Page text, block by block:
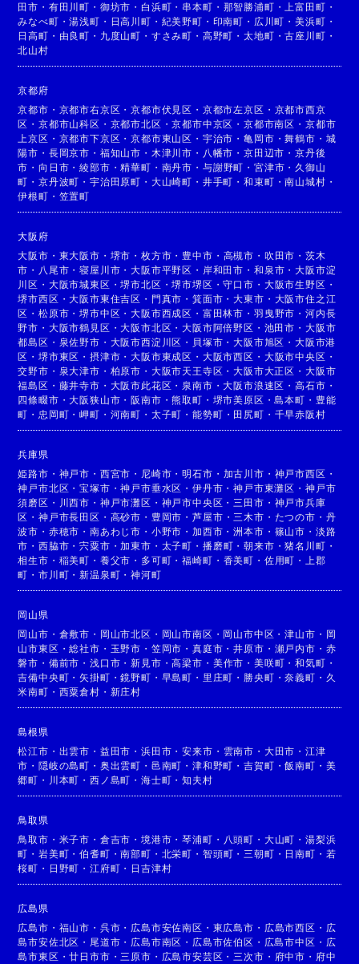
田市 ・ 有田川町 ・ 御坊市 ・ 白浜町 ・ 串本町 ・ 那智勝浦町 ・ 上富田町 ・
みなべ町 ・湯浅町 ・ 日高川町 ・ 紀美野町 ・ 印南町 ・ 広川町 ・美浜町 ・
日高町 ・ 由良町 ・ 九度山町 ・ すさみ町 ・ 高野町 ・太地町 ・古座川町 ・
北山村
京都府
京都市 ・ 京都市右京区 ・京都市伏見区 ・ 京都市左京区 ・ 京都市西京
区 ・京都市山科区 ・ 京都市北区 ・京都市中京区 ・京都市南区 ・ 京都市
上京区 ・ 京都市下京区 ・京都市東山区 ・ 宇治市 ・亀岡市 ・舞鶴市 ・ 城
陽市 ・ 長岡京市 ・ 福知山市 ・ 木津川市 ・ 八幡市 ・京田辺市 ・京丹後
市 ・向日市 ・綾部市 ・精華町 ・ 南丹市 ・ 与謝野町 ・ 宮津市 ・ 久御山
町 ・京丹波町 ・宇治田原町 ・ 大山崎町 ・ 井手町 ・和束町 ・南山城村 ・
伊根町 ・ 笠置町
大阪府
大阪市 ・ 東大阪市 ・ 堺市 ・枚方市 ・ 豊中市 ・ 高槻市 ・ 吹田市 ・ 茨木
市 ・ 八尾市 ・寝屋川市 ・大阪市平野区 ・ 岸和田市 ・ 和泉市 ・大阪市淀
川区 ・ 大阪市城東区 ・堺市北区 ・堺市堺区 ・守口市 ・ 大阪市生野区 ・
堺市西区 ・大阪市東住吉区 ・ 門真市 ・箕面市 ・大東市 ・ 大阪市住之江
区 ・松原市 ・堺市中区 ・大阪市西成区 ・ 富田林市 ・ 羽曳野市 ・ 河内長
野市 ・ 大阪市鶴見区 ・大阪市北区 ・大阪市阿倍野区 ・ 池田市 ・ 大阪市
都島区 ・ 泉佐野市 ・ 大阪市西淀川区 ・ 貝塚市 ・大阪市旭区 ・大阪市港
区 ・堺市東区 ・摂津市 ・大阪市東成区 ・ 大阪市西区 ・ 大阪市中央区 ・
交野市 ・ 泉大津市 ・ 柏原市 ・ 大阪市天王寺区 ・大阪市大正区 ・ 大阪市
福島区 ・ 藤井寺市 ・ 大阪市此花区 ・ 泉南市 ・大阪市浪速区 ・高石市 ・
四條畷市 ・大阪狭山市 ・阪南市 ・熊取町 ・ 堺市美原区 ・島本町 ・ 豊能
町 ・ 忠岡町 ・岬町 ・ 河南町 ・ 太子町 ・能勢町 ・ 田尻町 ・ 千早赤阪村
兵庫県
姫路市 ・ 神戸市 ・ 西宮市 ・ 尼崎市 ・明石市 ・ 加古川市 ・ 神戸市西区 ・
神戸市北区 ・宝塚市 ・神戸市垂水区 ・伊丹市 ・神戸市東灘区 ・ 神戸市
須磨区 ・ 川西市 ・ 神戸市灘区 ・ 神戸市中央区 ・ 三田市 ・ 神戸市兵庫
区 ・神戸市長田区 ・ 高砂市 ・ 豊岡市 ・芦屋市 ・ 三木市 ・ たつの市 ・ 丹
波市 ・ 赤穂市 ・南あわじ市 ・ 小野市 ・加西市 ・洲本市 ・ 篠山市 ・ 淡路
市 ・西脇市 ・宍粟市 ・加東市 ・ 太子町 ・ 播磨町 ・朝来市 ・猪名川町 ・
相生市 ・ 稲美町 ・ 養父市 ・ 多可町 ・福崎町 ・ 香美町 ・ 佐用町 ・
上郡
町 ・市川町 ・新温泉町 ・神河町
岡山県
岡山市 ・ 倉敷市 ・ 岡山市北区 ・ 岡山市南区 ・ 岡山市中区 ・津山市 ・ 岡
山市東区 ・総社市 ・ 玉野市 ・ 笠岡市 ・真庭市 ・井原市 ・ 瀬戸内市 ・ 赤
磐市 ・ 備前市 ・浅口市 ・新見市 ・高梁市 ・ 美作市 ・ 美咲町 ・和気町 ・
吉備中央町 ・矢掛町 ・鏡野町 ・ 早島町 ・ 里庄町 ・ 勝央町 ・奈義町 ・ 久
米南町 ・ 西粟倉村 ・ 新庄村
島根県
松江市 ・ 出雲市 ・ 益田市 ・浜田市 ・安来市 ・ 雲南市 ・ 大田市 ・ 江津
市 ・隠岐の島町 ・ 奥出雲町 ・ 邑南町 ・津和野町 ・吉賀町 ・飯南町 ・ 美
郷町 ・ 川本町 ・西ノ島町 ・海士町 ・知夫村
鳥取県
鳥取市 ・ 米子市 ・ 倉吉市 ・境港市 ・琴浦町 ・ 八頭町 ・ 大山町 ・ 湯梨浜
町 ・岩美町 ・伯耆町 ・南部町 ・ 北栄町 ・ 智頭町 ・ 三朝町 ・ 日南町 ・ 若
桜町 ・ 日野町 ・江府町 ・ 日吉津村
広島県
広島市 ・ 福山市 ・ 呉市 ・ 広島市安佐南区 ・ 東広島市 ・ 広島市西区 ・ 広
島市安佐北区 ・ 尾道市 ・ 広島市南区 ・ 広島市佐伯区 ・ 広島市中区 ・ 広
島市東区 ・廿日市市 ・ 三原市 ・ 広島市安芸区 ・ 三次市 ・ 府中市 ・ 府中